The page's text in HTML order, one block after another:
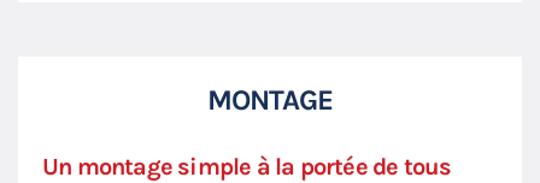
MONTAGE
Un montage simple à la portée de tous